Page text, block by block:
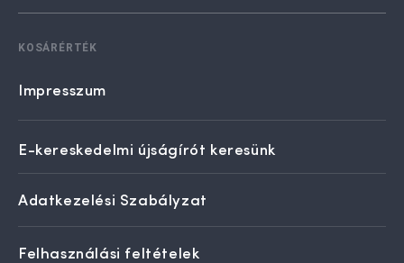
KOSÁRÉRTÉK
Impresszum
E-kereskedelmi újságírót keresünk
Adatkezelési Szabályzat
Felhasználási feltételek